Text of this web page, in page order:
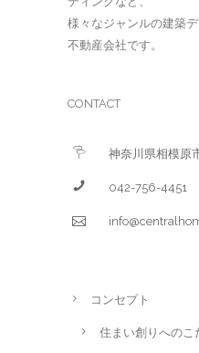
様々なジャンルの建築
不動産会社です。
CONTACT
神奈川県相模原
042-756-4451
コンセプト
住まい創りへのこ